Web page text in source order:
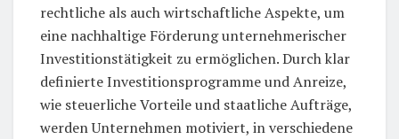
rechtliche als auch wirtschaftliche Aspekte, um
eine nachhaltige Förderung unternehmerischer
Investitionstätigkeit zu ermöglichen. Durch klar
definierte Investitionsprogramme und Anreize,
wie steuerliche Vorteile und staatliche Aufträge,
werden Unternehmen motiviert, in verschiedene